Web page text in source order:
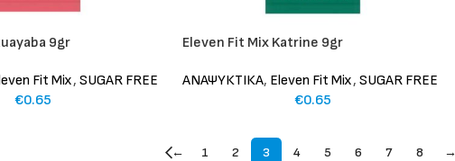
9gr
Fit Mix, SUGAR FREE
€0.65
Eleven Fit Mix Katrine 9gr
ΑΝΑΨΥΚΤΙΚΑ, Eleven Fit Mix, SUGAR FREE
€0.65
← 1 2 3 4 5 6 7 8 →